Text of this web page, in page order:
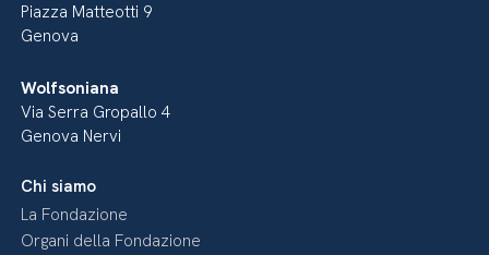
Piazza Matteotti 9
Genova
Wolfsoniana
Via Serra Gropallo 4
Genova Nervi
Chi siamo
La Fondazione
Organi della Fondazione